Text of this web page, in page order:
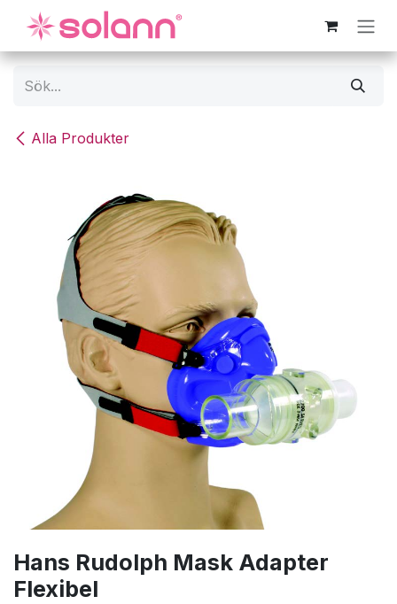
Hoppa till innehåll
Alla Produkter
Hans Rudolph Mask Adapter
Flexibel